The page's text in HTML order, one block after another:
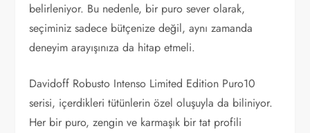
belirleniyor. Bu nedenle, bir puro sever olarak,
seçiminiz sadece bütçenize değil, aynı zamanda
deneyim arayışınıza da hitap etmeli.
Davidoff Robusto Intenso Limited Edition Puro10
serisi, içerdikleri tütünlerin özel oluşuyla da biliniyor.
Her bir puro, zengin ve karmaşık bir tat profili